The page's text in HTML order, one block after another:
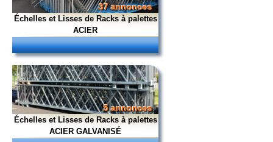
37 annonces
Échelles et Lisses de Racks à palettes
ACIER
5 annonces
Échelles et Lisses de Racks à palettes
ACIER GALVANISÉ